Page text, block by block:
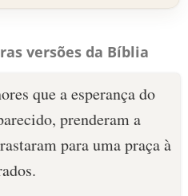
versões da Bíblia
que a esperança do
prenderam a
para uma praça à